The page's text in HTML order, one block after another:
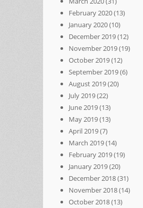
February 2020(13)
January 2020(10)
December 2019(12)
November 2019(19)
October 2019(12)
September 2019(6)
August 2019(20)
July 2019(22)
June 2019(13)
May 2019(13)
April 2019(7)
March 2019(14)
February 2019(19)
January 2019(20)
December 2018(31)
November 2018(14)
October 2018(13)